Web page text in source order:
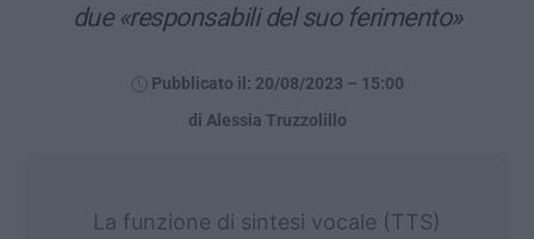
due «responsabili del suo ferimento»
Pubblicato il: 20/08/2023 – 15:00
di Alessia Truzzolillo
La funzione di sintesi vocale (TTS)